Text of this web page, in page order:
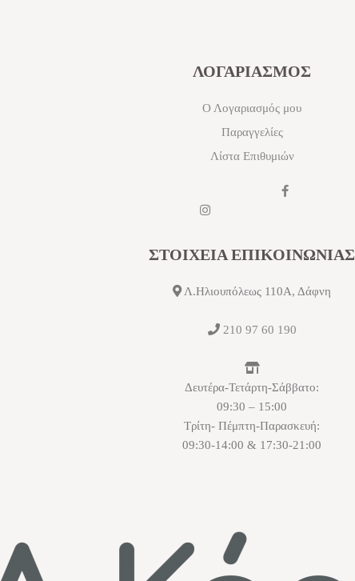
ΛΟΓΑΡΙΑΣΜΟΣ
Ο Λογαριασμός μου
Παραγγελίες
Λίστα Επιθυμιών
ΣΤΟΙΧΕΙΑ ΕΠΙΚΟΙΝΩΝΙΑΣ
Λ.Ηλιουπόλεως 110Α, Δάφνη
210 97 60 190
Δευτέρα-Τετάρτη-Σάββατο:
09:30 – 15:00
Τρίτη- Πέμπτη-Παρασκευή:
09:30-14:00 & 17:30-21:00